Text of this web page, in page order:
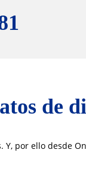
de
por ello desde